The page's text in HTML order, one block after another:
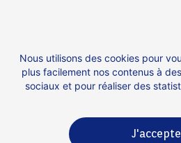
féminin.
Retrouvezl’intégralité de
Challenges
Nous utilisons des cookies pour
plus facilement nos contenus à
sociaux et pour réaliser des
J'accepte